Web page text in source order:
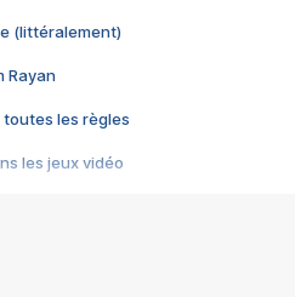
(littéralement)
Rayan
toutes les règles
les jeux vidéo